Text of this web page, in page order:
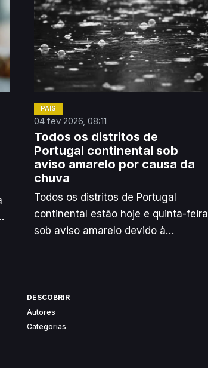
Baixa, Beira Alta, Cascais, Douro,
Oeste e Urbanos de Coimbra.
PAÍS
04 fev 2026, 08:11
Todos os distritos de
Portugal continental sob
aviso amarelo por causa da
chuva
Todos os distritos de Portugal
continental estão hoje e quinta-feira
sob aviso amarelo devido à
passando a aguaceiros, devido à
segundo o IPMA.
DESCOBRIR
Autores
Categorias